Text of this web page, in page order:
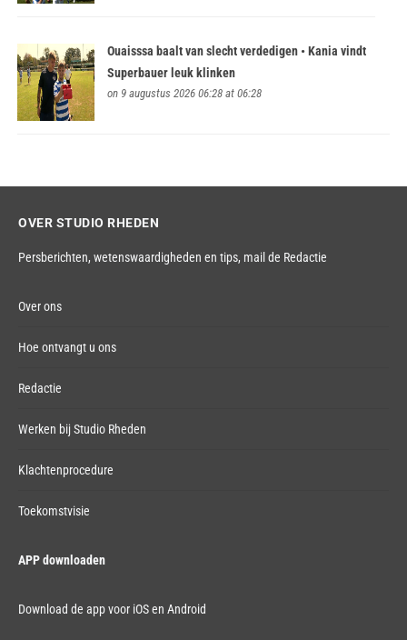
Ouaisssa baalt van slecht verdedigen • Kania vindt
Superbauer leuk klinken
on 9 augustus 2026 06:28 at 06:28
OVER STUDIO RHEDEN
Persberichten, wetenswaardigheden en tips, mail de Redactie
Over ons
Hoe ontvangt u ons
Redactie
Werken bij Studio Rheden
Klachtenprocedure
Toekomstvisie
APP downloaden
Download de app voor iOS en Android